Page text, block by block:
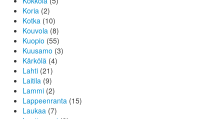
Koria (2)
Kotka (10)
Kouvola (8)
Kuopio (55)
Kuusamo (3)
Kärkölä (4)
Lahti (21)
Laitila (9)
Lammi (2)
Lappeenranta (15)
Laukaa (7)